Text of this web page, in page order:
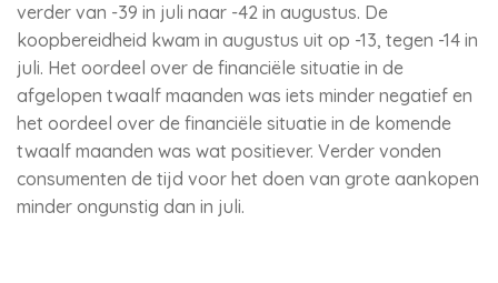
verder van -39 in juli naar -42 in augustus. De
koopbereidheid kwam in augustus uit op -13, tegen -14 in
juli. Het oordeel over de financiële situatie in de
afgelopen twaalf maanden was iets minder negatief en
het oordeel over de financiële situatie in de komende
twaalf maanden was wat positiever. Verder vonden
consumenten de tijd voor het doen van grote aankopen
minder ongunstig dan in juli.